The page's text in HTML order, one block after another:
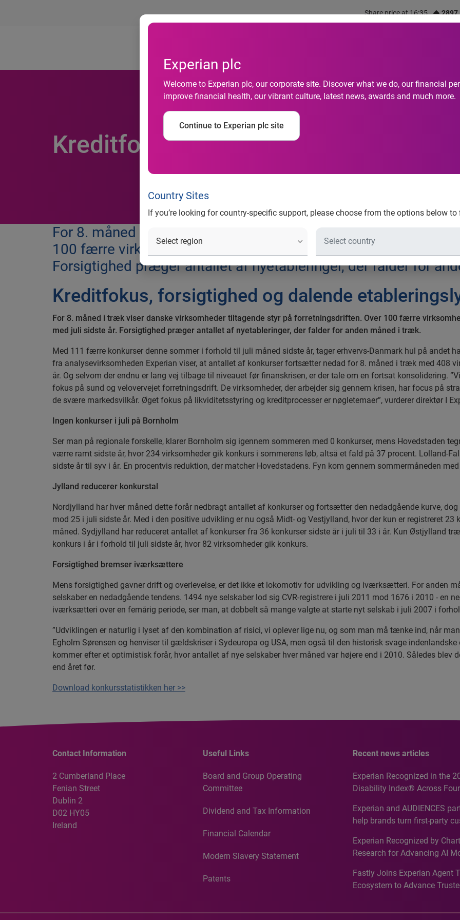
Share price at 16:35
Experian plc
Welcome to Experian plc, our corporate site. Discover what we do, our financial
improve financial health, our vibrant culture, latest news, awards and much more.
Continue to Experian plc site
Country Sites
If you’re looking for country-specific support, please choose from the options below to
Kreditfokus, forsigtighed og
For 8. måned i træk viser danske virksomheder tiltagende styr
100 færre virksomheder gik konkurs i feriemåneden
Forsigtighed præger antallet af nyetableringer, der falder for
Kreditfokus, forsigtighed og dalende
For 8. måned i træk viser danske virksomheder tiltagende styr på forretningsdriften. Over 100 færre
med juli sidste år. Forsigtighed præger antallet af nyetableringer, der falder for anden måned i træk.
Med 111 færre konkurser denne sommer i forhold til juli måned sidste år, tager erhvervs-Danmark hul på andet
fra analysevirksomheden Experian viser, at antallet af konkurser fortsætter nedad for 8. måned i træk med 408
år. Og selvom der endnu er lang vej tilbage til niveauet før finanskrisen, er der tale om en fortsat konsolidering.
fokus på sund og velovervejet forretningsdrift. De virksomheder, der arbejder sig gennem krisen, har focus på
de svære markedsvilkår. Øget fokus på likviditetsstyring og kreditprocesser er nøgletemaer”, vurderer direktør I
Ingen konkurser i juli på Bornholm
Ser man på regionale forskelle, klarer Bornholm sig igennem sommeren med 0 konkurser, mens Hovedstaden
værre ramt sidste år, hvor 234 virksomheder gik konkurs i sommerens løb, altså et fald på 37 procent. Lolland-
sidste år til syv i år. En procentvis reduktion, der matcher Hovedstadens. Fyn kom gennem sommermåneden
Jylland reducerer konkurstal
Nordjylland har hver måned dette forår nedbragt antallet af konkurser og fortsætter den nedadgående kurve,
mod 25 i juli sidste år. Med i den positive udvikling er nu også Midt- og Vestjylland, hvor der kun er registreret
måned. Sydjylland har reduceret antallet af konkurser fra 36 konkurser sidste år i juli til 33 i år. Kun Østjylland
konkurs i år i forhold til juli sidste år, hvor 82 virksomheder gik konkurs.
Forsigtighed bremser iværksættere
Mens forsigtighed gavner drift og overlevelse, er det ikke et lokomotiv for udvikling og iværksætteri. For anden
selskaber en nedadgående tendens. 1494 nye selskaber lod sig CVR-registrere i juli 2011 mod 1676 i 2010 - en
iværksætteri over en femårig periode, ser man, at dobbelt så mange valgte at starte nyt selskab i juli 2007 i
”Udviklingen er naturlig i lyset af den kombination af risici, vi oplever lige nu, og som man må tænke ind, når
Egholm Sørensen og henviser til gældskriser i Sydeuropa og USA, men også til den historisk svage
kommer efter et optimistisk forår, hvor antallet af nye selskaber hver måned var højere end i 2010. Således blev
end året før.
Download konkursstatistikken her >>
Contact Information
2 Cumberland Place
Fenian Street
Dublin 2
D02 HY05
Ireland
Useful Links
Board and Group Operating
Committee
Dividend and Tax Information
Financial Calendar
Modern Slavery Statement
Patents
Recent news articles
Experian Recognized in the
Disability Index® Across Four
Recognition for Australia
Experian and AUDIENCES
help brands turn first-party
media activation
Experian Recognized by
Research for Advancing AI
Analytics50 2026
Fastly Joins Experian Agent
Ecosystem to Advance